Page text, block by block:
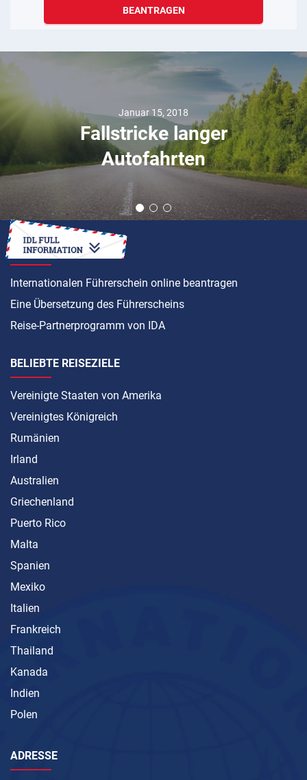
BEANTRAGEN
Januar 15, 2018
Fallstricke langer
Autofahrten
ANLEITUNG
Internationalen Führerschein online beantragen
Eine Übersetzung des Führerscheins
Reise-Partnerprogramm von IDA
BELIEBTE REISEZIELE
Vereinigte Staaten von Amerika
Vereinigtes Königreich
Rumänien
Irland
Australien
Griechenland
Puerto Rico
Malta
Spanien
Mexiko
Italien
Frankreich
Thailand
Kanada
Indien
Polen
ADRESSE